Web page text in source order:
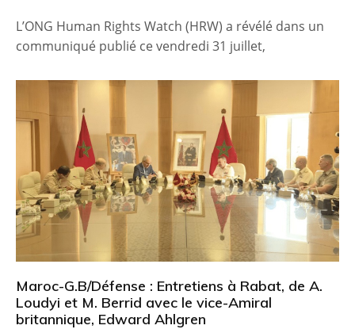
L’ONG Human Rights Watch (HRW) a révélé dans un
communiqué publié ce vendredi 31 juillet,
Maroc-G.B/Défense : Entretiens à Rabat, de A.
Loudyi et M. Berrid avec le vice-Amiral
britannique, Edward Ahlgren